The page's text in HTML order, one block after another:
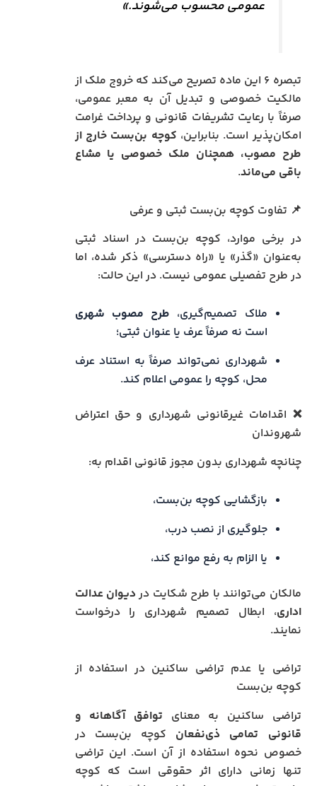
عمومی محسوب می‌شوند.»
تبصره ۶ این ماده تصریح می‌کند که خروج ملک از
مالکیت خصوصی و تبدیل آن به معبر عمومی،
صرفاً با رعایت تشریفات قانونی و پرداخت غرامت
امکان‌پذیر است. بنابراین، کوچه بن‌بست خارج از
طرح مصوب، همچنان ملک خصوصی یا مشاع
باقی می‌ماند.
📌 تفاوت کوچه بن‌بست ثبتی و عرفی
در برخی موارد، کوچه بن‌بست در اسناد ثبتی
به‌عنوان «گذر» یا «راه دسترسی» ذکر شده، اما
در طرح تفصیلی عمومی نیست. در این حالت:
ملاک تصمیم‌گیری، طرح مصوب شهری
است نه صرفاً عرف یا عنوان ثبتی؛
شهرداری نمی‌تواند صرفاً به استناد عرف
محل، کوچه را عمومی اعلام کند.
❌ اقدامات غیرقانونی شهرداری و حق اعتراض
شهروندان
چنانچه شهرداری بدون مجوز قانونی اقدام به:
بازگشایی کوچه بن‌بست،
جلوگیری از نصب درب،
یا الزام به رفع موانع کند،
مالکان می‌توانند با طرح شکایت دردیوان عدالت
اداری، ابطال تصمیم شهرداری را درخواست
نمایند.
تراضی یا عدم تراضی ساکنین در استفاده از
کوچه بن‌بست
تراضی ساکنین به معنای توافق آگاهانه و
قانونی تمامی ذی‌نفعان کوچه بن‌بست در
خصوص نحوه استفاده از آن است. این تراضی
تنها زمانی دارای اثر حقوقی است که کوچه